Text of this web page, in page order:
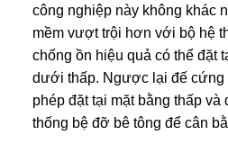
công nghiệp này không khác
mềm vượt trội hơn với bộ hệ
chống ồn hiệu quả có thể đặt
dưới thấp. Ngược lại đế
phép đặt tại mặt bằng thấp
thống bệ đỡ bê tông để cân